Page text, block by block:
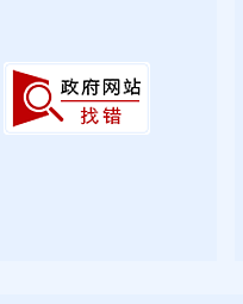
2025年第三期
2025年第二期